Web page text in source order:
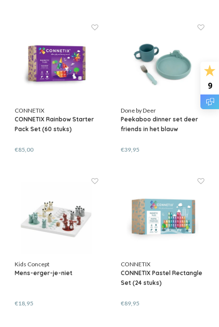
9
CONNETIX
CONNETIX Rainbow Starter
Pack Set (60 stuks)
€85,00
Done by Deer
Peekaboo dinner set deer
friends in het blauw
€39,95
Kids Concept
Mens-erger-je-niet
€18,95
CONNETIX
CONNETIX Pastel Rectangle
Set (24 stuks)
€89,95